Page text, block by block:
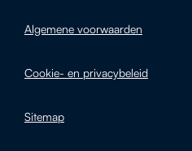
Algemene voorwaarden
Cookie- en privacybeleid
Sitemap